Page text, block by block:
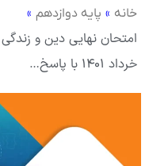
خانه » پایه دوازدهم »
خرداد ۱۴۰۱ با پاسخ…